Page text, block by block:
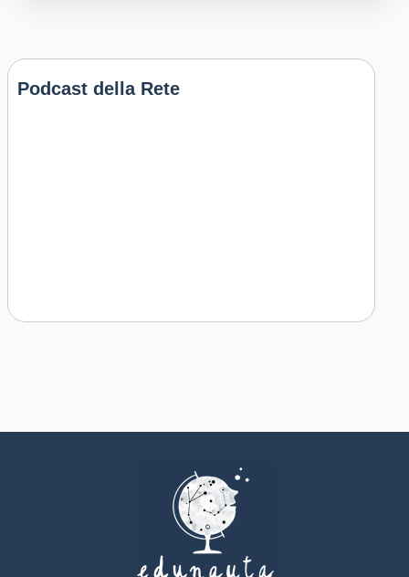
Podcast della Rete